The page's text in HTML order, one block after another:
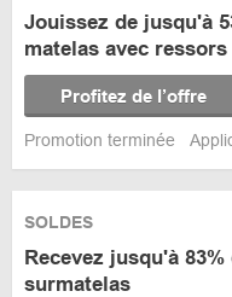
Jouissez de jusqu'à
matelas avec ressors
Profitez de l’offre
Promotion terminée
SOLDES
Recevez jusqu'à
surmatelas